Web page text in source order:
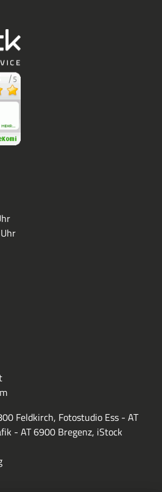
Feldkirch, Fotostudio Ess - AT
- AT 6900 Bregenz, iStock